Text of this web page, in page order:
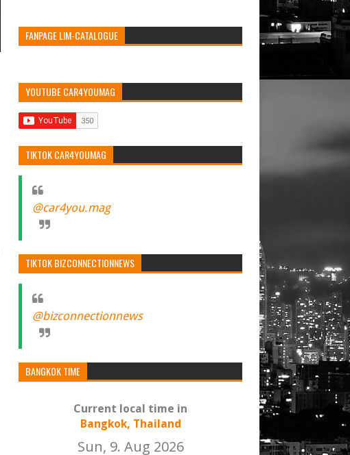
FANPAGE LIM-CATALOGUE
YOUTUBE CAR4YOUMAG
TIKTOK CAR4YOUMAG
@car4you.mag
TIKTOK BIZCONNECTIONNEWS
@bizconnectionnews
BANGKOK TIME
Current local time in
Bangkok, Thailand